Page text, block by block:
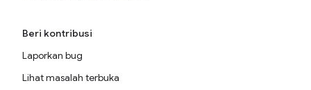
Beri kontribusi
Laporkan bug
Lihat masalah terbuka